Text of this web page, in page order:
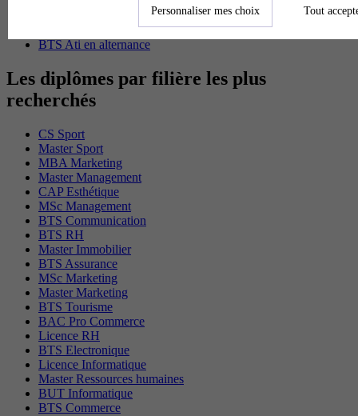
BTS Tpl en alternance
BTS Ati en alternance
Les diplômes par filière les plus
recherchés
CS Sport
Master Sport
MBA Marketing
Master Management
CAP Esthétique
MSc Management
BTS Communication
BTS RH
Master Immobilier
BTS Assurance
MSc Marketing
Master Marketing
BTS Tourisme
BAC Pro Commerce
Licence RH
BTS Electronique
Licence Informatique
Master Ressources humaines
BUT Informatique
BTS Commerce
Personnaliser mes choix Tout